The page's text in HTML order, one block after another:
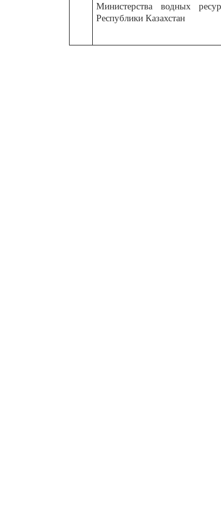
Министерства водных
Республики Казахстан